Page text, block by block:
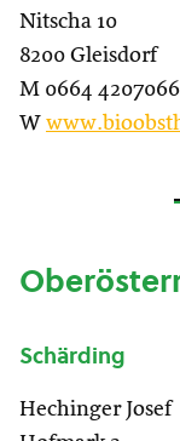
Nitscha 10
8200 Gleisdorf
M 0664 4207066
W
Schärding
Hechinger Josef